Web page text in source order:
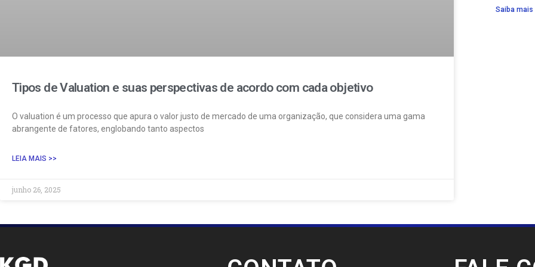
Tipos de Valuation e suas perspectivas de acordo com cada objetivo
O valuation é um processo que apura o valor justo de mercado de uma organização, que considera uma gama
abrangente de fatores, englobando tanto aspectos
LEIA MAIS >>
junho 26, 2025
Saiba mais